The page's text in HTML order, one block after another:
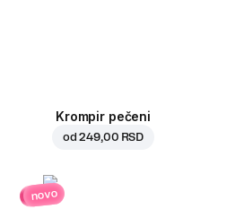
Krompir pečeni
od249,00 RSD
novo